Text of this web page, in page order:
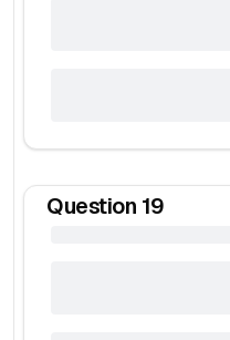
Question 19